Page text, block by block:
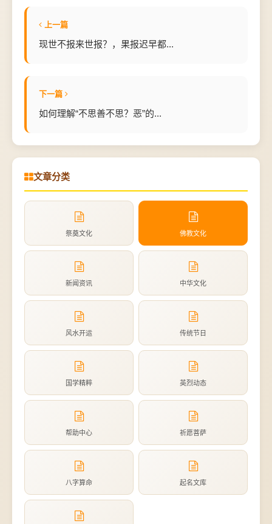
上一篇
现世不报来世报？，果报迟早都...
下一篇
如何理解“不思善不思？恶”的...
文章分类
祭奠文化 佛教文化
新闻资讯 中华文化
风水开运 传统节日
国学精粹 英烈动态
帮助中心 祈愿菩萨
八字算命 起名文库